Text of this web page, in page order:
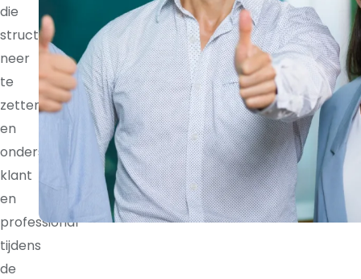
die
structuur
neer
te
zetten
en
ondersteunt
klant
en
professional
tijdens
de